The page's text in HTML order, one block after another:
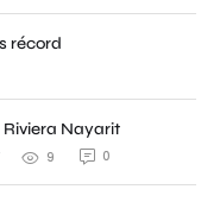
récord
Riviera Nayarit
9 0